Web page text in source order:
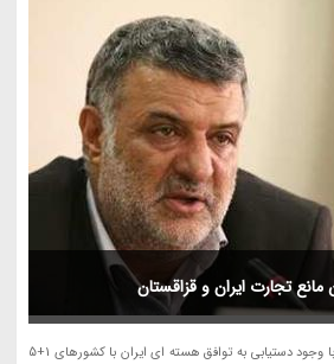
تجارت ایران و قزاقستان
وزیر جهاد کشاورزی بیان کرد که با وجود دستیابی به توافق هسته ای ایران با کشورهای 1+5